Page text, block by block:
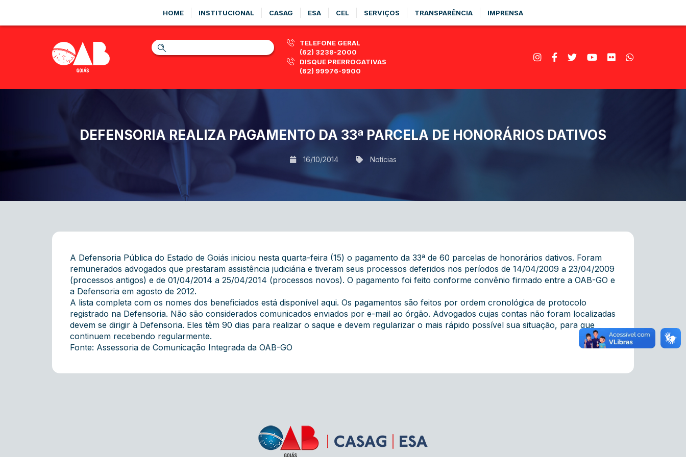
HOME INSTITUCIONAL CASAG ESA CEL SERVIÇOS TRANSPARÊNCIA IMPRENSA
TELEFONE GERAL
(62) 3238-2000
DISQUE PRERROGATIVAS
(62) 99976-9900
DEFENSORIA REALIZA PAGAMENTO DA 33ª PARCELA DE HONORÁRIOS DATIVOS
16/10/2014 Notícias
A Defensoria Pública do Estado de Goiás iniciou nesta quarta-feira (15) o pagamento da 33ª de 60 parcelas de honorários dativos. Foram
remunerados advogados que prestaram assistência judiciária e tiveram seus processos deferidos nos períodos de 14/04/2009 a 23/04/2009
(processos antigos) e de 01/04/2014 a 25/04/2014 (processos novos). O pagamento foi feito conforme convênio firmado entre a OAB-GO e
a Defensoria em agosto de 2012.
A lista completa com os nomes dos beneficiados está disponível aqui. Os pagamentos são feitos por ordem cronológica de protocolo
registrado na Defensoria. Não são considerados comunicados enviados por e-mail ao órgão. Advogados cujas contas não foram localizadas
devem se dirigir à Defensoria. Eles têm 90 dias para realizar o saque e devem regularizar o mais rápido possível sua situação, para que
continuem recebendo regularmente.
Fonte: Assessoria de Comunicação Integrada da OAB-GO